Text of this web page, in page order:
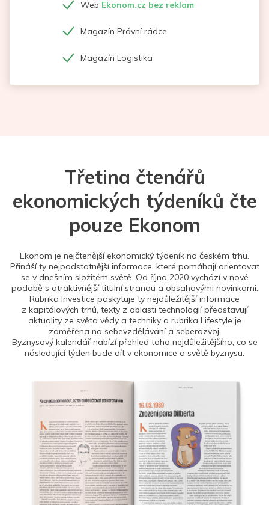
Web Ekonom.cz bez reklam
Magazín Právní rádce
Magazín Logistika
Třetina čtenářů
ekonomických týdeníků čte
pouze Ekonom
Ekonom je nejčtenější ekonomický týdeník na českém trhu.
Přináší ty nejpodstatnější informace, které pomáhají orientovat
se v dnešním složitém světě. Od října 2020 vychází v nové
podobě s atraktivnější titulní stranou a obsahovými novinkami.
Rubrika Investice poskytuje ty nejdůležitější informace
z kapitálových trhů, texty z oblasti technologií představují
aktuality ze světa vědy a techniky a rubrika Lifestyle je
zaměřena na sebevzdělávání a seberozvoj.
Byznysový kalendář nabízí přehled toho nejdůležitějšího, co se
následující týden bude dít v ekonomice a světě byznysu.